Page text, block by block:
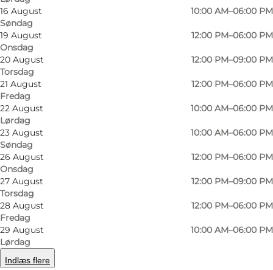
16 August
Søndag
10:00 AM–06:00 PM
19 August
Onsdag
12:00 PM–06:00 PM
20 August
Torsdag
12:00 PM–09:00 PM
21 August
Fredag
12:00 PM–06:00 PM
22 August
Lørdag
10:00 AM–06:00 PM
23 August
Søndag
10:00 AM–06:00 PM
26 August
Onsdag
12:00 PM–06:00 PM
27 August
Torsdag
12:00 PM–09:00 PM
28 August
Fredag
12:00 PM–06:00 PM
29 August
Lørdag
10:00 AM–06:00 PM
Indlæs flere
Foto
Den Frie Udstillingsbygning er et must see i